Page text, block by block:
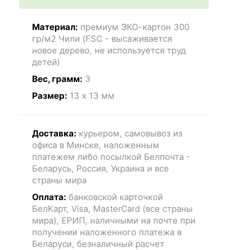
Материал: премиум ЭКО-картон 300
гр/м2 Чили (FSC - высаживается
новое дерево, не используется труд
детей)
Вес, грамм: 3
Размер: 13 x 13 мм
Доставка: курьером, самовывоз из
офиса в Минске, наложенным
платежем либо посылкой Белпочта -
Беларусь, Россия, Украина и все
страны мира
Оплата: банковской карточкой
БелКарт, Visa, MasterCard (все страны
мира), ЕРИП, наличными на почте при
получении наложенного платежа в
Беларуси, безналичный расчет